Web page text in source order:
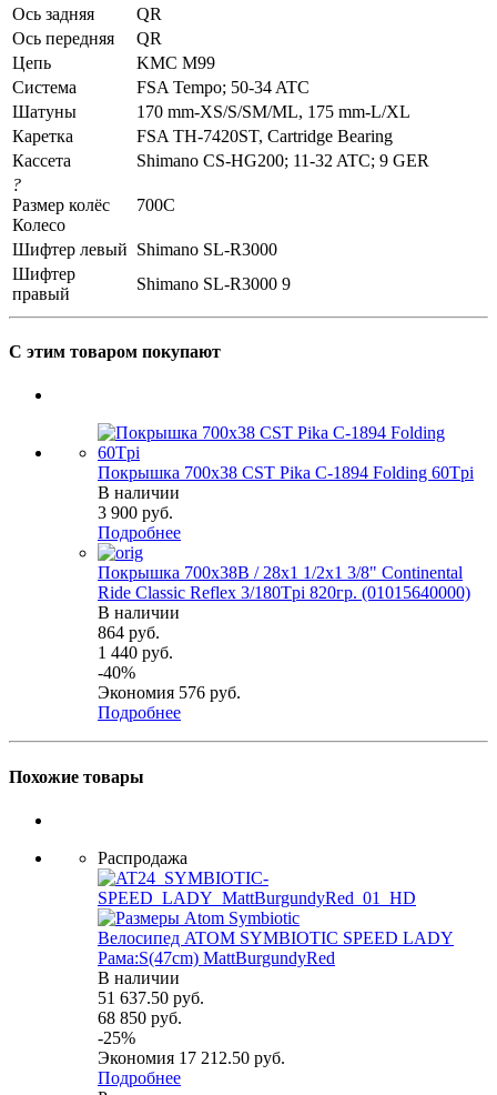
Ось задняя
QR
Ось передняя
QR
Цепь
KMC M99
Система
FSA Tempo; 50-34 ATC
Шатуны
170 mm-XS/S/SM/ML, 175 mm-L/XL
Каретка
FSA TH-7420ST, Cartridge Bearing
Кассета
Shimano CS-HG200; 11-32 ATC; 9 GER
?
Размер колёс
Колесо
700C
Шифтер левый Shimano SL-R3000
Шифтер
правый
Shimano SL-R3000 9
С этим товаром покупают
Покрышка 700x38 CST Pika C-1894 Folding 60Tpi
В наличии
3 900 руб.
Подробнее
Покрышка 700x38B / 28x1 1/2х1 3/8" Continental
Ride Classic Reflex 3/180Tpi 820гр. (01015640000)
В наличии
864 руб.
1 440 руб.
-40%
Экономия 576 руб.
Подробнее
Похожие товары
Распродажа
Велосипед ATOM SYMBIOTIC SPEED LADY
Рама:S(47cm) MattBurgundyRed
В наличии
51 637.50 руб.
68 850 руб.
-25%
Экономия 17 212.50 руб.
Подробнее